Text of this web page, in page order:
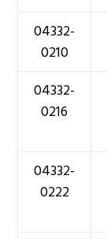
04332-
0210
04332-
0216
04332-
0222